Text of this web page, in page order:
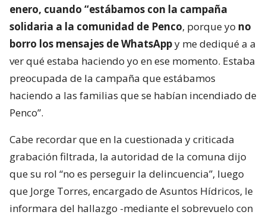
enero, cuando “estábamos con la campaña
solidaria a la comunidad de Penco, porque yo no
borro los mensajes de WhatsAppy me dediqué a a
ver qué estaba haciendo yo en ese momento. Estaba
preocupada de la campaña que estábamos
haciendo a las familias que se habían incendiado de
Penco”.
Cabe recordar que en la cuestionada y criticada
grabación filtrada, la autoridad de la comuna dijo
que su rol “no es perseguir la delincuencia”, luego
que Jorge Torres, encargado de Asuntos Hídricos, le
informara del hallazgo -mediante el sobrevuelo con